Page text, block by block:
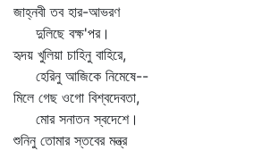
জাহ্নবী তব হার-আভরণ
দুলিছে বক্ষ'পর।
হৃদয় খুলিয়া চাহিনু বাহিরে,
হেরিনু আজিকে নিমেষে--
মিলে গেছ ওগো বিশ্বদেবতা,
মোর সনাতন স্বদেশে।
শুনিনু তোমার স্তবের মন্ত্র